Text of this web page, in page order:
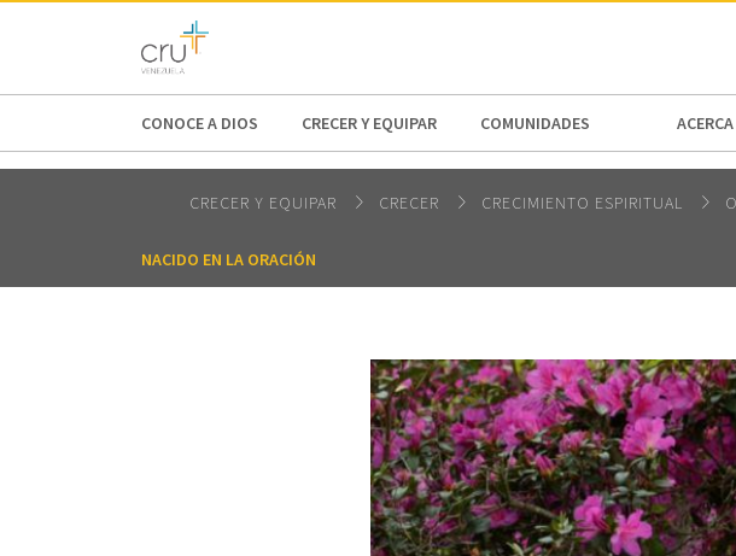
AFRICA
CONOCE A DIOS CRECER Y EQUIPAR COMUNIDADES
CRECER Y EQUIPAR CRECER CRECIMIENTO ESPIRITUAL
NACIDO EN LA ORACIÓN